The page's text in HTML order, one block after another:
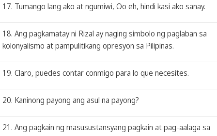
17. Tumango lang ako at ngumiwi, Oo eh, hindi kasi ako sanay.
18. Ang pagkamatay ni Rizal ay naging simbolo ng paglaban sa
kolonyalismo at pampulitikang opresyon sa Pilipinas.
19. Claro, puedes contar conmigo para lo que necesites.
20. Kaninong payong ang asul na payong?
21. Ang pagkain ng masusustansyang pagkain at pag-aalaga sa